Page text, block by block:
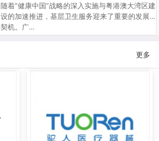
随着“健康中国”战略的深入实施与粤港澳大湾区建
设的加速推进，基层卫生服务迎来了重要的发展
契机。广...
更多